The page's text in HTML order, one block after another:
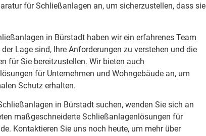
für Schließanlagen an, um sicherzustellen, dass sie
in Bürstadt haben wir ein erfahrenes Team
Lage sind, Ihre Anforderungen zu verstehen und die
für Sie bereitzustellen. Wir bieten auch
für Unternehmen und Wohngebäude an, um
Schutz erhalten.
in Bürstadt suchen, wenden Sie sich an
maßgeschneiderte Schließanlagenlösungen für
Kontaktieren Sie uns noch heute, um mehr über